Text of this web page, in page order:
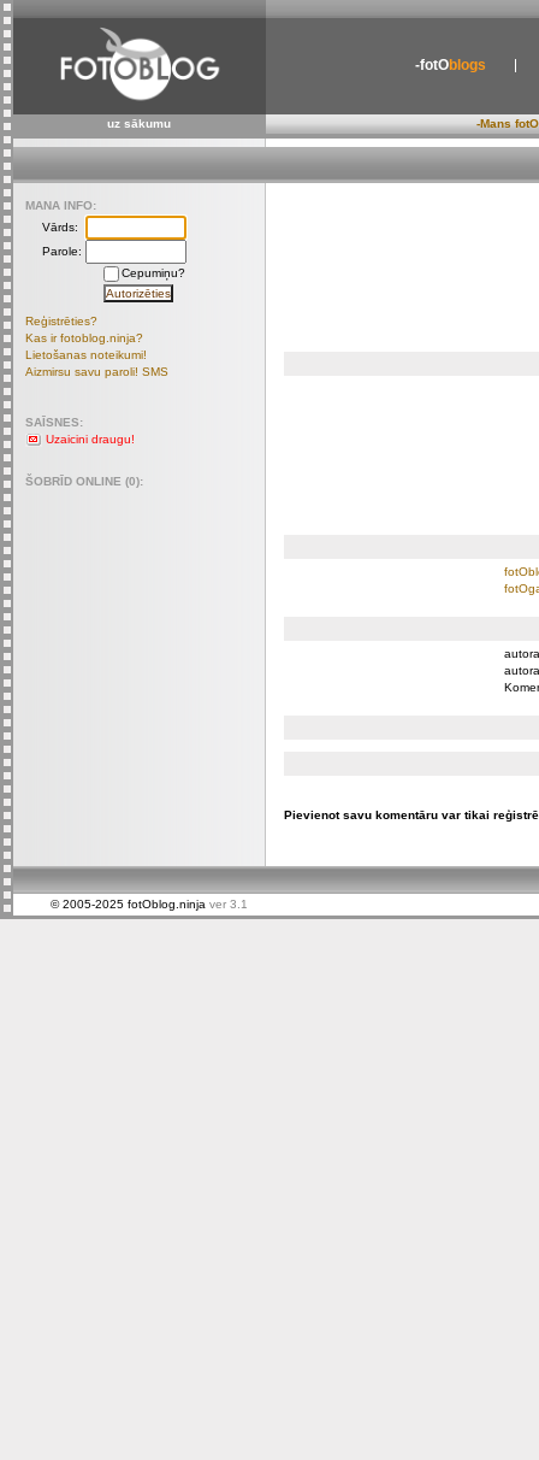
-fotOblogs
uz sākumu -Mans
Pievienot savu komentāru var tikai
MANA INFO:
Vārds:
Parole:
Cepumiņu?
Reģistrēties?
Kas ir fotoblog.ninja?
Lietošanas noteikumi!
Aizmirsu savu paroli! SMS
SAĪSNES:
Uzaicini draugu!
ŠOBRĪD ONLINE (0):
© 2005-2025 fotOblog.ninja ver 3.1